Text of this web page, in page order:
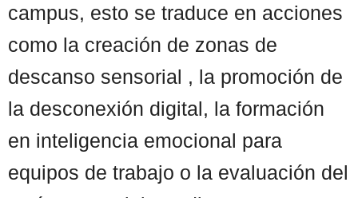
campus, esto se traduce en acciones
como la creación de zonas de
descanso sensorial , la promoción de
la desconexión digital, la formación
en inteligencia emocional para
equipos de trabajo o la evaluación del